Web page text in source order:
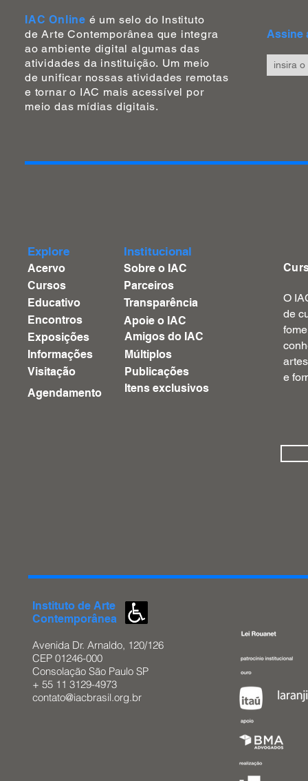
Assine
IAC Online é um selo do Instituto
de Arte Contemporânea que integra
ao ambiente digital algumas das
atividades da instituição. Um meio
de unificar nossas atividades remotas
e tornar o IAC maisacessível por
meio das mídias digitais.
Explore
Acervo
Cursos
Educativo
Encontros
Exposições
Informações
Visitação
Agendamento
Institucional
Sobre o IAC
Parceiros
Transparência
Apoie o IAC
Amigos do IAC
Múltiplos
Publicações
Itens exclusivos
O
de
e
Instituto de Arte
Contemporânea
Avenida Dr. Arnaldo, 120/126
CEP 01246-000
Consolação São Paulo SP
+ 55 11 3129-4973
contato@iacbrasil.org.br